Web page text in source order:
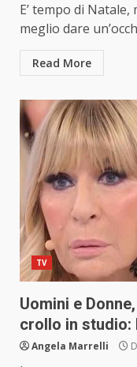
E’ tempo di
meglio dare
Read More
TV
Uomini e
crollo in studio:
Angela Marrelli